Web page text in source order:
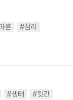
흔
#심리
#생태
#뒷간